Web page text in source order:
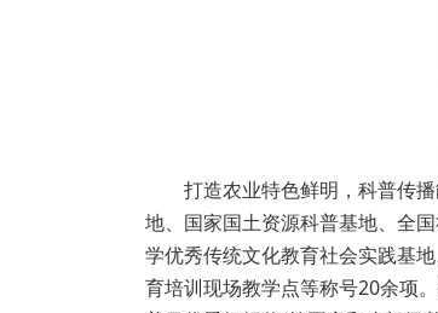
打造农业特色鲜明，科普传
地、国家国土资源科普基地、全
学优秀传统文化教育社会实践基
育培训现场教学点等称号20余项